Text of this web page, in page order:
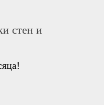
стен и